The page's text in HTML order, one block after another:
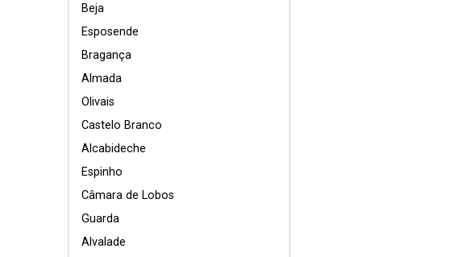
Beja
Esposende
Bragança
Almada
Olivais
Castelo Branco
Alcabideche
Espinho
Câmara de Lobos
Guarda
Alvalade